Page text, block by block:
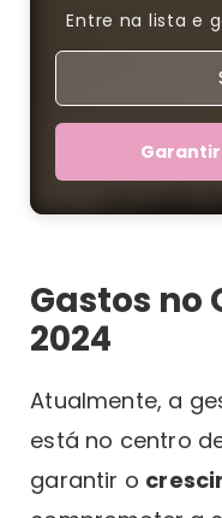
Entre na lista e
Gastos no
2024
Atualmente, a
está no centro
garantir o